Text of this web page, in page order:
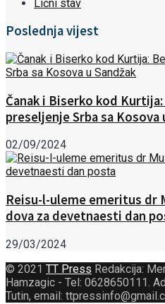
Lični stav
Poslednja vijest
Čanak i Biserko kod
preseljenje Srba sa Kosova
02/09/2024
Reisu-l-uleme emeritus dr
dova za devetnaesti dan
29/03/2024
© 2021 TT Press Redakcija:
Hamzagic - Tel: 0628650111.
Tutin, email: